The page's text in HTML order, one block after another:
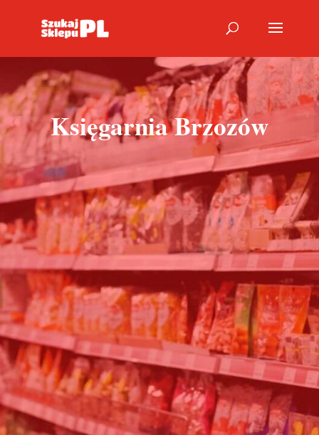
Księgarnia Brzozów